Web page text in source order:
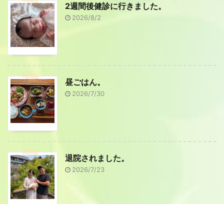
2週間後健診に行きました。
2026/8/2
昼ごはん。
2026/7/30
退院されました。
2026/7/23